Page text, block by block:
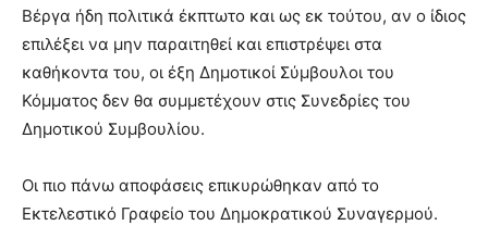
Βέργα ήδη πολιτικά έκπτωτο και ως εκ τούτου, αν ο ίδιος
επιλέξει να μην παραιτηθεί και επιστρέψει στα
καθήκοντα του, οι έξη Δημοτικοί Σύμβουλοι του
Κόμματος δεν θα συμμετέχουν στις Συνεδρίες του
Δημοτικού Συμβουλίου.
Οι πιο πάνω αποφάσεις επικυρώθηκαν από το
Εκτελεστικό Γραφείο του Δημοκρατικού Συναγερμού.